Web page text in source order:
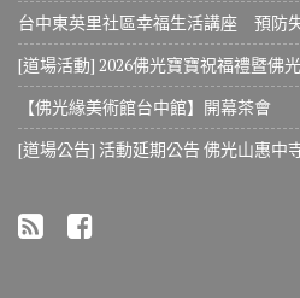
台中東英里社區幸福生活講座 預防
[道場活動] 2026佛光寶寶祝福禮暨佛
【佛光緣美術館台中館】開幕茶會
[道場公告] 活動延期公告 佛光山惠中